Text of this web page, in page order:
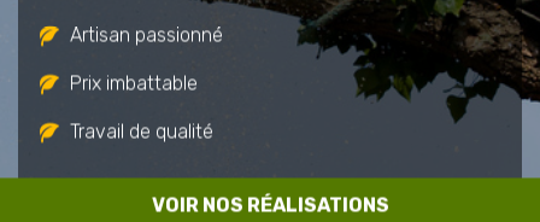
VOIR NOS RÉALISATIONS
Artisan passionné
Prix imbattable
Travail de qualité